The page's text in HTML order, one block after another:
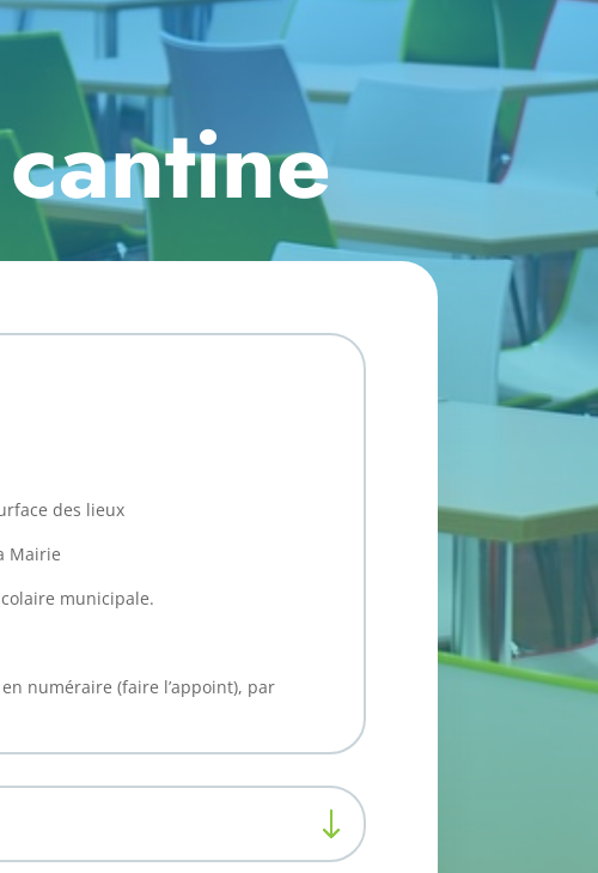
des lieux
Mairie
municipale.
numéraire (faire l’appoint), par